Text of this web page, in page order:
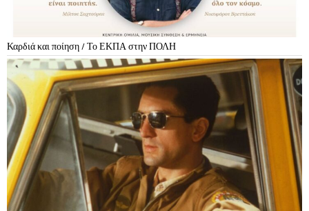
Καρδιά και ποίηση / Το ΕΚΠΑ στην ΠΟΛΗ